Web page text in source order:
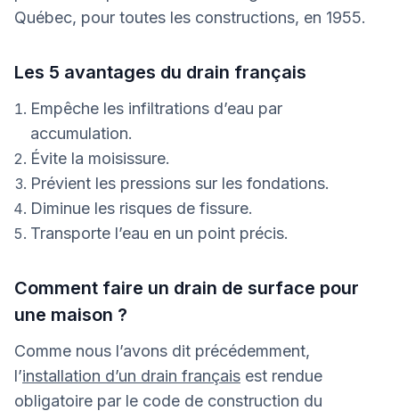
Québec, pour toutes les constructions, en 1955.
Les 5 avantages du drain français
Empêche les infiltrations d’eau par
accumulation.
Évite la moisissure.
Prévient les pressions sur les fondations.
Diminue les risques de fissure.
Transporte l’eau en un point précis.
Comment faire un drain de surface pour
une maison ?
Comme nous l’avons dit précédemment,
l’installation d’un drain français est rendue
obligatoire par le code de construction du